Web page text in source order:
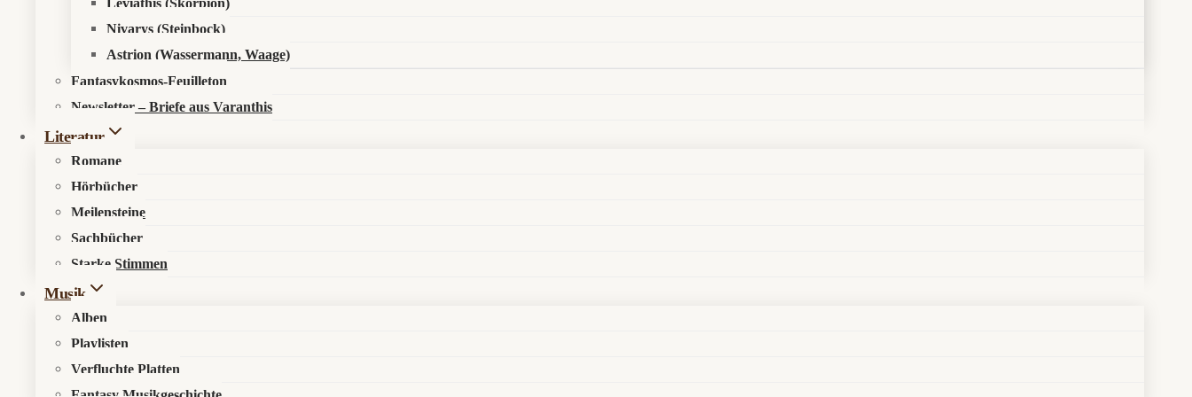
Leviathis (Skorpion)
Nivarys (Steinbock)
Astrion (Wassermann, Waage)
Fantasykosmos-Feuilleton
Newsletter – Briefe aus Varanthis
Literatur
Romane
Hörbücher
Meilensteine
Sachbücher
Starke Stimmen
Musik
Alben
Playlisten
Verfluchte Platten